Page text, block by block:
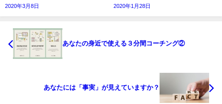
2020年3月8日 2020年1月28日
あなたの身近で使える３分間コーチング②
あなたには「事実」が見えていますか？